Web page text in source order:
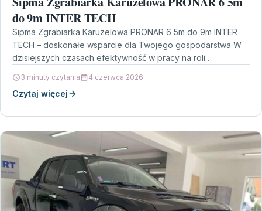
do 9m INTER TECH
Sipma Zgrabiarka Karuzelowa PRONAR 6 5m do 9m INTER
TECH – doskonałe wsparcie dla Twojego gospodarstwa W
dzisiejszych czasach efektywność w pracy na roli…
3 minuty czytania 4 czerwca 2026
Czytaj więcej